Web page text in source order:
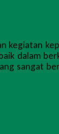
dalam
sangat